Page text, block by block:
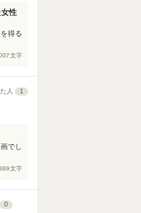
性
得る
文字
人 1
でし
文字
0